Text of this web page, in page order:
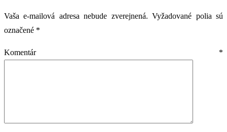
Vaša e-mailová adresa nebude zverejnená. Vyžadované polia sú
označené *
Komentár *